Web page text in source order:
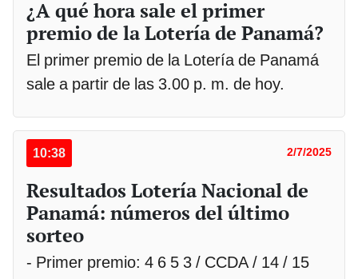
¿A qué hora sale el primer
premio de la Lotería de Panamá?
El primer premio de la Lotería de Panamá
sale a partir de las 3.00 p. m. de hoy.
10:38 2/7/2025
Resultados Lotería Nacional de
Panamá: números del último
sorteo
- Primer premio: 4 6 5 3 / CCDA / 14 / 15